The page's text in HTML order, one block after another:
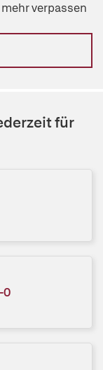
verpassen
für
0